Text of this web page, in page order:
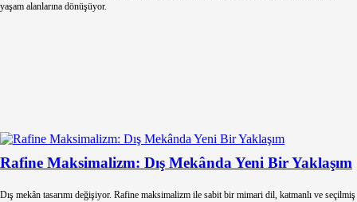
yaşam alanlarına dönüşüyor.
Rafine Maksimalizm: Dış Mekânda Yeni Bir Yaklaşım
Dış mekân tasarımı değişiyor. Rafine maksimalizm ile sabit bir mimari dil, katmanlı ve seçilmiş